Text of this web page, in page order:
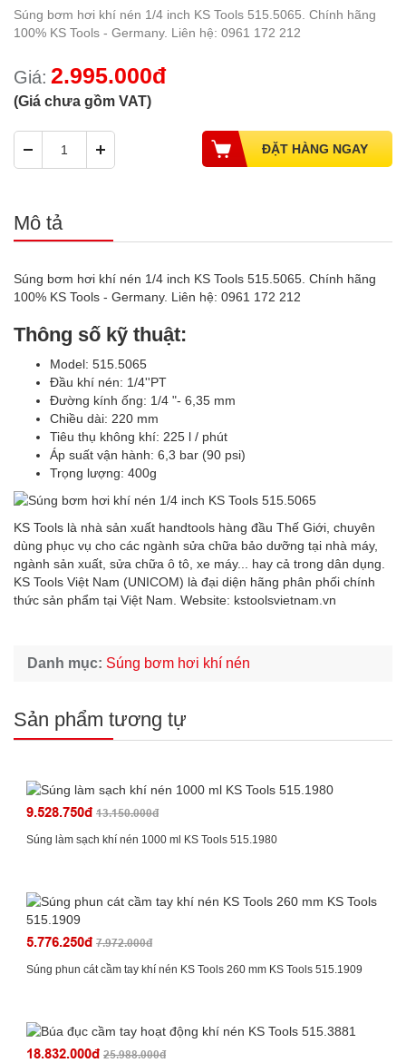
Súng bơm hơi khí nén 1/4 inch KS Tools 515.5065. Chính hãng
100% KS Tools - Germany. Liên hệ: 0961 172 212
Giá: 2.995.000đ
(Giá chưa gồm VAT)
Mô tả
Súng bơm hơi khí nén 1/4 inch KS Tools 515.5065. Chính hãng
100% KS Tools - Germany. Liên hệ: 0961 172 212
Thông số kỹ thuật:
Model: 515.5065
Đầu khí nén: 1/4''PT
Đường kính ống: 1/4 "- 6,35 mm
Chiều dài: 220 mm
Tiêu thụ không khí: 225 l / phút
Áp suất vận hành: 6,3 bar (90 psi)
Trọng lượng: 400g
KS Tools là nhà sản xuất handtools hàng đầu Thế Giới, chuyên
dùng phục vụ cho các ngành sửa chữa bảo dưỡng tại nhà máy,
ngành sản xuất, sửa chữa ô tô, xe máy... hay cả trong dân dụng.
KS Tools Việt Nam (UNICOM) là đại diện hãng phân phối chính
thức sản phẩm tại Việt Nam. Website: kstoolsvietnam.vn
Danh mục: Súng bơm hơi khí nén
Sản phẩm tương tự
9.528.750đ 13.150.000đ
Súng làm sạch khí nén 1000 ml KS Tools 515.1980
5.776.250đ 7.972.000đ
Súng phun cát cầm tay khí nén KS Tools 260 mm KS Tools 515.1909
18.832.000đ 25.988.000đ